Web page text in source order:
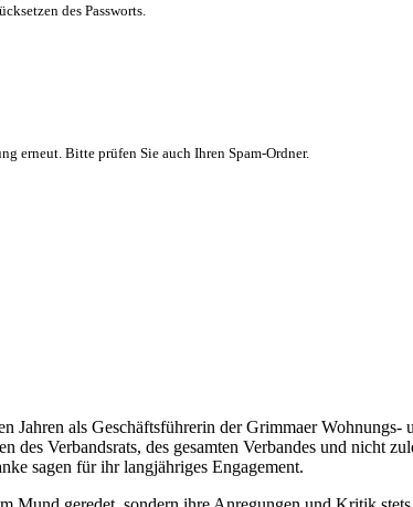
des Passworts.
erneut. Bitte prüfen Sie auch Ihren Spam-Ordner.
Jahren als Geschäftsführerin der Grimmaer
Verbandsrats, des gesamten Verbandes und nicht
sagen für ihr langjähriges Engagement.